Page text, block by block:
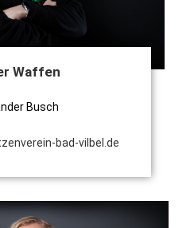
Waffen
Busch
bad-vilbel.de